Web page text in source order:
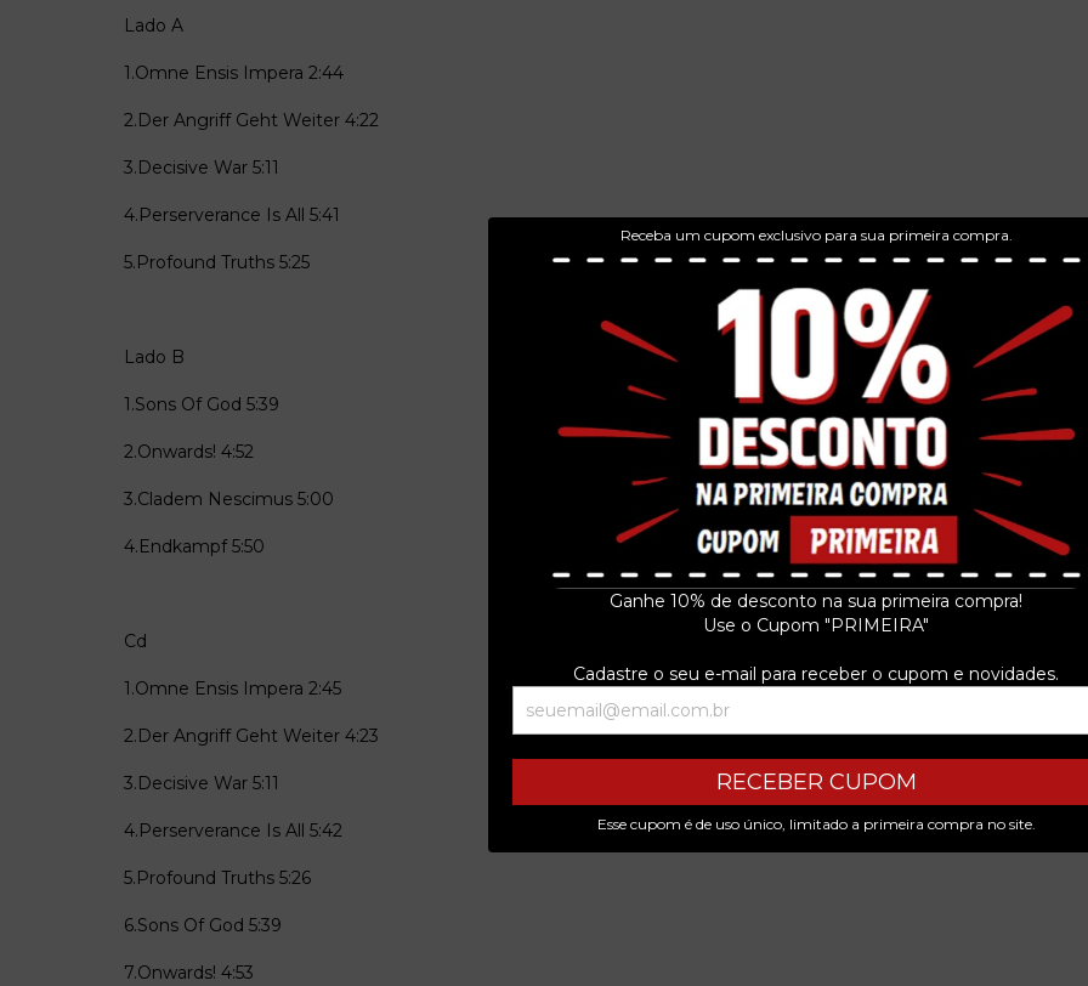
Receba um cupom exclusivo para sua primeira compra.
Ganhe 10% de desconto na sua primeira compra!
Use o Cupom "PRIMEIRA"
Cadastre o seu e-mail para receber o cupom e novidades.
RECEBER CUPOM
Esse cupom é de uso único, limitado a primeira compra no site.
Lado A
1.Omne Ensis Impera 2:44
2.Der Angriff Geht Weiter 4:22
3.Decisive War 5:11
4.Perserverance Is All 5:41
5.Profound Truths 5:25
Lado B
1.Sons Of God 5:39
2.Onwards! 4:52
3.Cladem Nescimus 5:00
4.Endkampf 5:50
Cd
1.Omne Ensis Impera 2:45
2.Der Angriff Geht Weiter 4:23
3.Decisive War 5:11
4.Perserverance Is All 5:42
5.Profound Truths 5:26
6.Sons Of God 5:39
7.Onwards! 4:53